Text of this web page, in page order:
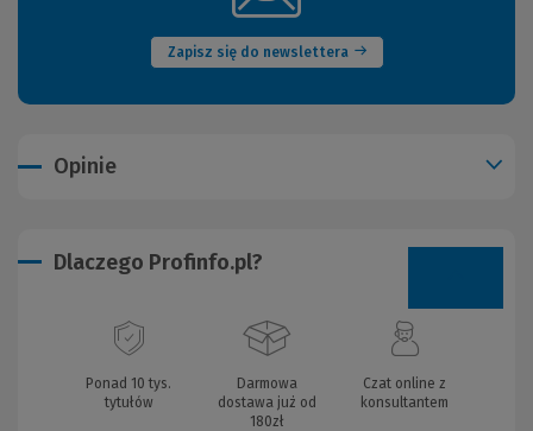
Zapisz się do newslettera
okno)
Opinie
Dlaczego Profinfo.pl?
Ponad 10 tys.
tytułów
Darmowa
dostawa już od
180zł
Czat online z
konsultantem